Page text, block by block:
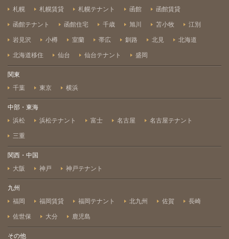
札幌
札幌賃貸 札幌テナント 函館 函館賃貸
函館テナント 函館住宅 千歳 旭川 苫小牧 江別
岩見沢 小樽 室蘭 帯広 釧路 北見 北海道
北海道移住 仙台 仙台テナント 盛岡
関東
千葉
東京 横浜
中部・東海
浜松
浜松テナント 富士 名古屋 名古屋テナント
三重
関西・中国
大阪
神戸 神戸テナント
九州
福岡
福岡賃貸 福岡テナント 北九州 佐賀 長崎
佐世保 大分 鹿児島
その他